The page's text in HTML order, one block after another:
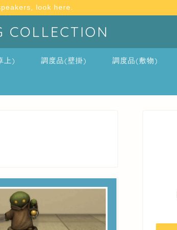
look here.
COLLECTION
上) 調度品(壁掛) 調度品(敷物)